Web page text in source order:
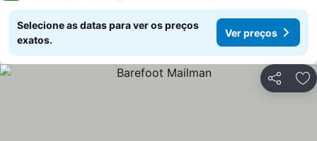
Selecione as datas para ver os preços
exatos.
Ver preços
Partilhar